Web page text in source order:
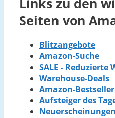
Seiten von
Blitzangebote
Amazon-Suche
SALE - Reduzierte
Warehouse-Deals
Amazon-Bestseller
Aufsteiger des
Neuerscheinungen